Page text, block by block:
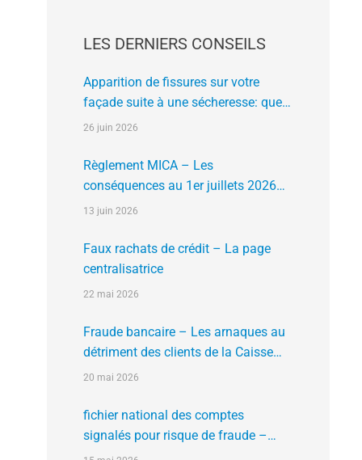
LES DERNIERS CONSEILS
Apparition de fissures sur votre
façade suite à une sécheresse: que
faire?
26 juin 2026
Règlement MICA – Les
conséquences au 1er juillets 2026
des plates formes crypto n’ayant pas
13 juin 2026
Faux rachats de crédit – La page
centralisatrice
22 mai 2026
Fraude bancaire – Les arnaques au
détriment des clients de la Caisse
d’Epargne
20 mai 2026
fichier national des comptes
signalés pour risque de fraude –
FNC-RF : un nouveau rempart contre